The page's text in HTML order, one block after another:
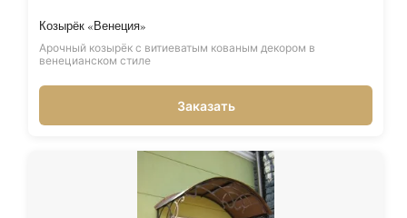
Козырёк «Венеция»
Арочный козырёк с витиеватым кованым декором в
венецианском стиле
Заказать